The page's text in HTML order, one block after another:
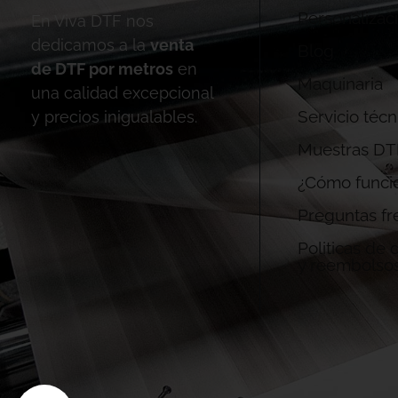
En Viva DTF nos
dedicamos a la venta
de DTF por metros en
una calidad excepcional
y precios inigualables.
Maquinaria
Servicio
Muestras
¿Cómo
Preguntas
Politicas de